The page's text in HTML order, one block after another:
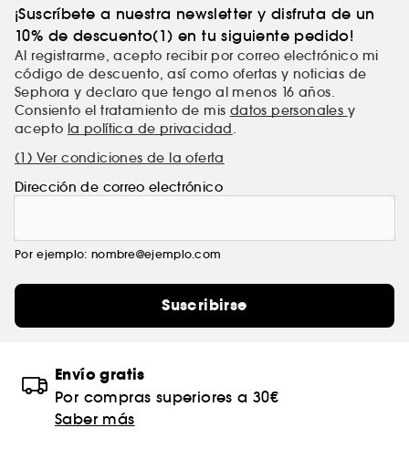
¡Suscríbete a nuestra newsletter y disfruta de un
10% de descuento(1) en tu siguiente pedido!
Al registrarme, acepto recibir por correo electrónico mi
código de descuento, así como ofertas y noticias de
Sephora y declaro que tengo al menos 16 años.
Consiento el tratamiento de mis datos personales y
acepto la política de privacidad
(1) Ver condiciones de la oferta
Dirección de correo electrónico
Por ejemplo: nombre@ejemplo.com
Suscribirse
Envío gratis
Por compras superiores a 30€
Saber más